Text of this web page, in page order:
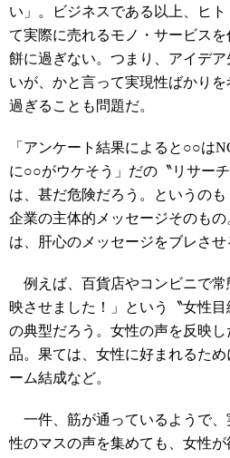
い」。ビジネスである以上、ヒ
て実際に売れるモノ・サービス
餅に過ぎない。つまり、アイデ
いが、かと言って実現性ばかり
過ぎることも問題だ。
「アンケート結果によると○○は
に○○がウケそう」だの〝リサー
は、甚だ危険だろう。というのも
企業の主体的メッセージそのも
は、肝心のメッセージをブレさせ
例えば、百貨店やコンビニで常
映させました！」という〝女性
の典型だろう。女性の声を反映
品。果ては、女性に好まれるた
ーム結成など。
一件、筋が通っているようで、
性のマスの声を集めても、女性